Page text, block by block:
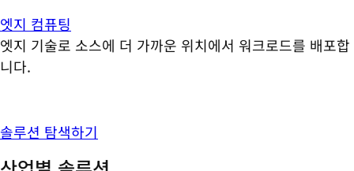
엣지 컴퓨팅
엣지 기술로 소스에 더 가까운 위치에서 워크로드를 배포합
니다.
솔루션 탐색하기